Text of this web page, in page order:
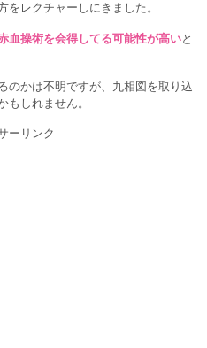
をレクチャーしにきました。
血操術を会得してる可能性が高いと
のかは不明ですが、九相図を取り込
もしれません。
ーリンク